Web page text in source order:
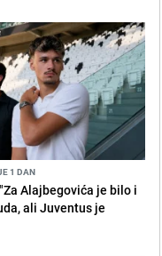
1 DAN
Alajbegovića je bilo i
ali Juventus je